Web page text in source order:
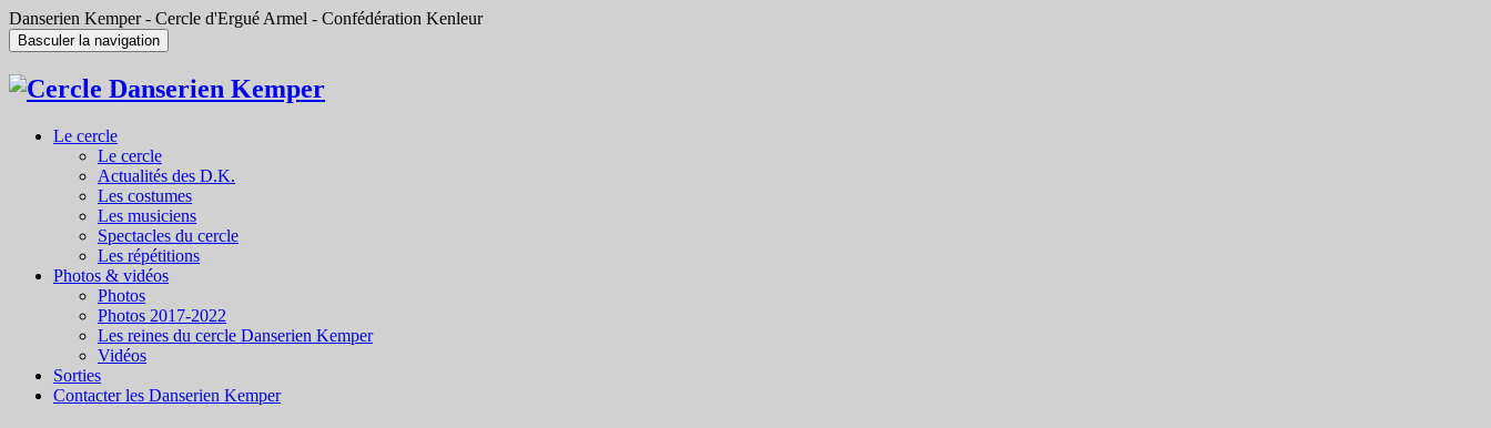
Danserien Kemper - Cercle d'Ergué Armel - Confédération Kenleur
Basculer la navigation
Le cercle
Le cercle
Actualités des D.K.
Les costumes
Les musiciens
Spectacles du cercle
Les répétitions
Photos & vidéos
Photos
Photos 2017-2022
Les reines du cercle Danserien Kemper
Vidéos
Sorties
Contacter les Danserien Kemper